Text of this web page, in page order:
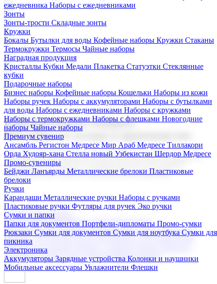
ежедневника Наборы с ежедневниками
Зонты
Зонты-трости Складные зонты
Кружки
Бокалы Бутылки для воды Кофейные наборы Кружки Стаканы
Термокружки Термосы Чайные наборы
Наградная продукция
Kристаллы Кубки Медали Плакетка Статуэтки Стеклянные
кубки
Подарочные наборы
Бизнес наборы Кофейные наборы Кошельки Наборы из кожи
Наборы ручек Наборы с аккумуляторами Наборы с бутылками
для воды Наборы с ежедневниками Наборы с кружками
Наборы с термокружками Наборы с флешками Новогодние
наборы Чайные наборы
Премиум сувенир
Ансамбль Регистон Медресе Мир Араб Медресе Тиллакори
Орда Худояр-хана Стелла новый Узбекистан Шердор Медресе
Промо-сувениры
Бейджи Ланъярды Металлические брелоки Пластиковые
брелоки
Ручки
Карандаши Металлические ручки Наборы с ручками
Пластиковые ручки Футляры для ручек Эко ручки
Сумки и папки
Папки для документов Портфели-дипломаты Промо-сумки
Рюкзаки Сумки для документов Сумки для ноутбука Сумки для
пикника
Электроника
Аккумуляторы Зарядные устройства Колонки и наушники
Мобильные аксессуары Увлажнители Флешки
Корпоративные подарки
Поставка со склада и производство
Мы предлагаем широкий выбор корпоративных подарков и
сувениров с логотипом. В нашем каталоге вы найдете
продукцию для бизнеса, мероприятия и клиентов.
Подарочные наборы
Бизнес наборыКофейные наборы Кошельки
Наборы из кожиНаборы ручекНаборы с аккумуляторами
Наборы с бутылками для воды
Наборы с ежедневниками
Наборы с кружками
флешкамиНовогодние наборыЧайные наборы